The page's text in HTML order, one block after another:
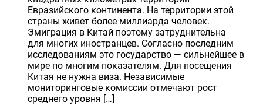
Евразийского континента. На территории этой
страны живет более миллиарда человек.
Эмиграция в Китай поэтому затруднительна
для многих иностранцев. Согласно последним
исследованиям это государство — сильнейшее в
мире по многим показателям. Для посещения
Китая не нужна виза. Независимые
мониторинговые комиссии отмечают рост
среднего уровня […]